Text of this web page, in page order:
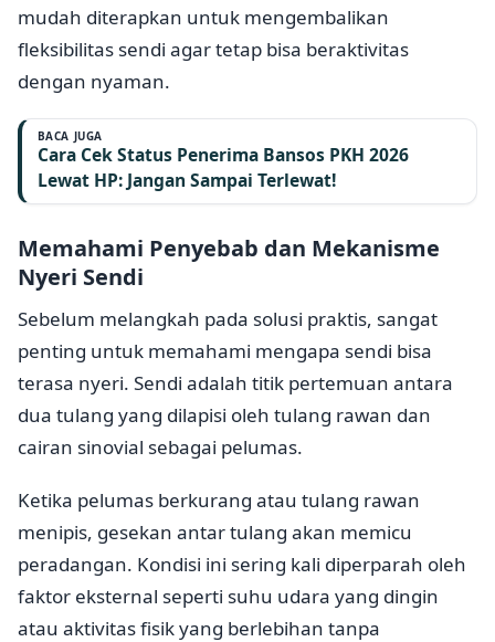
mudah diterapkan untuk mengembalikan
fleksibilitas sendi agar tetap bisa beraktivitas
dengan nyaman.
BACA JUGA
Cara Cek Status Penerima Bansos PKH 2026
Lewat HP: Jangan Sampai Terlewat!
Memahami Penyebab dan Mekanisme
Nyeri Sendi
Sebelum melangkah pada solusi praktis, sangat
penting untuk memahami mengapa sendi bisa
terasa nyeri. Sendi adalah titik pertemuan antara
dua tulang yang dilapisi oleh tulang rawan dan
cairan sinovial sebagai pelumas.
Ketika pelumas berkurang atau tulang rawan
menipis, gesekan antar tulang akan memicu
peradangan. Kondisi ini sering kali diperparah oleh
faktor eksternal seperti suhu udara yang dingin
atau aktivitas fisik yang berlebihan tanpa